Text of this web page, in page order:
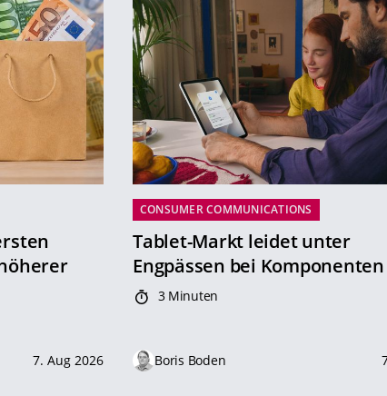
7. Aug 2026
CONSUMER COMMUNICATIONS
Tablet-Markt leidet unter
Engpässen bei Komponenten
3 Minuten
Boris Boden